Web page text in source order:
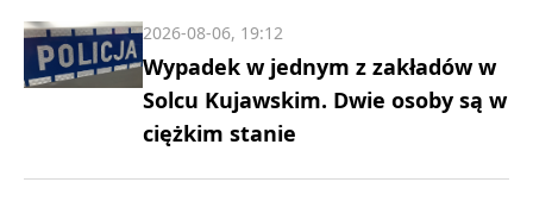
Wypadek w jednym z zakładów w
Solcu Kujawskim. Dwie osoby są w
ciężkim stanie
2026-08-06, 19:12